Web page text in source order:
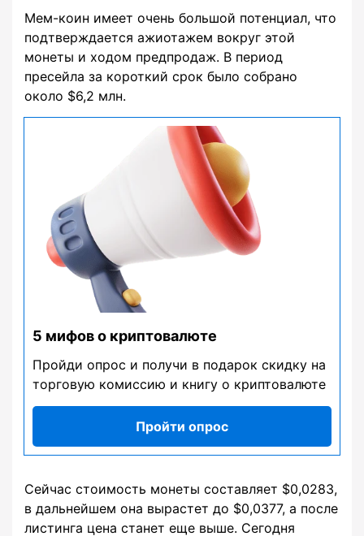
Мем-коин имеет очень большой потенциал, что
подтверждается ажиотажем вокруг этой
монеты и ходом предпродаж. В период
пресейла за короткий срок было собрано
около $6,2 млн.
5 мифов о криптовалюте
Пройди опрос и получи в подарок скидку на
торговую комиссию и книгу о криптовалюте
Пройти опрос
Сейчас стоимость монеты составляет $0,0283,
в дальнейшем она вырастет до $0,0377, а после
листинга цена станет еще выше. Сегодня